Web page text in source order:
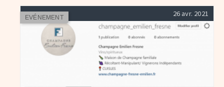
EVÉNEMENT 26 avr. 2021